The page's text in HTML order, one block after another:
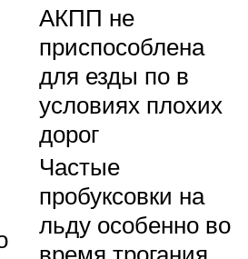
АКПП не
приспособлена
для езды по в
условиях плохих
дорог
Частые
пробуксовки на
льду особенно во